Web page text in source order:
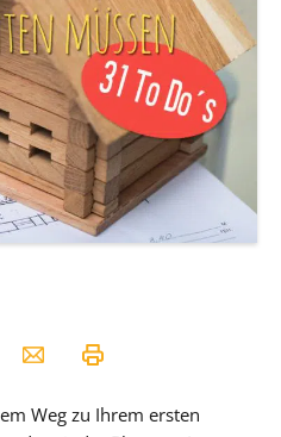
Weg zu Ihrem ersten